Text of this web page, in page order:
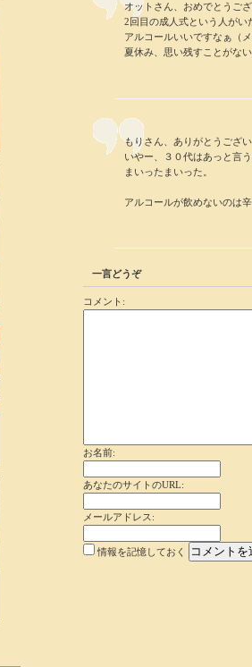
オットさん、おめでとうござ
2回目の成人式という人がい
アルコールいいですなぁ（
夏休み、思い残すことがな
もりさん、ありがとうござい
いやー、３０代はあっと言う
まいったまいった。
アルコールが飲めないのは
一言どうぞ
コメント:
お名前:
あなたのサイトのURL:
メールアドレス:
情報を記憶しておく